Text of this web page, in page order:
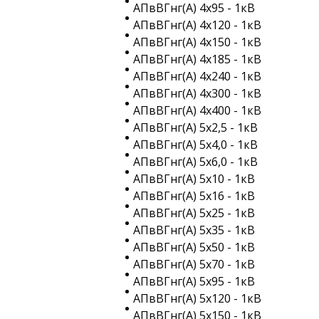
АПвВГнг(A) 4х95 - 1кВ
АПвВГнг(A) 4х120 - 1кВ
АПвВГнг(A) 4х150 - 1кВ
АПвВГнг(A) 4х185 - 1кВ
АПвВГнг(A) 4х240 - 1кВ
АПвВГнг(A) 4х300 - 1кВ
АПвВГнг(A) 4х400 - 1кВ
АПвВГнг(A) 5х2,5 - 1кВ
АПвВГнг(A) 5х4,0 - 1кВ
АПвВГнг(A) 5х6,0 - 1кВ
АПвВГнг(A) 5х10 - 1кВ
АПвВГнг(A) 5х16 - 1кВ
АПвВГнг(A) 5х25 - 1кВ
АПвВГнг(A) 5х35 - 1кВ
АПвВГнг(A) 5х50 - 1кВ
АПвВГнг(A) 5х70 - 1кВ
АПвВГнг(A) 5х95 - 1кВ
АПвВГнг(A) 5х120 - 1кВ
АПвВГнг(A) 5х150 - 1кВ